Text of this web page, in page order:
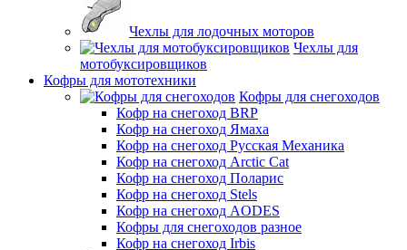
Чехлы для лодочных моторов
Чехлы для
мотобуксировщиков
Кофры для мототехники
Кофры для снегоходов
Кофр на снегоход BRP
Кофр на снегоход Ямаха
Кофр на снегоход Русская Механика
Кофр на снегоход Arctic Cat
Кофр на снегоход Поларис
Кофр на снегоход Stels
Кофр на снегоход AODES
Кофры для снегоходов разное
Кофр на снегоход Irbis